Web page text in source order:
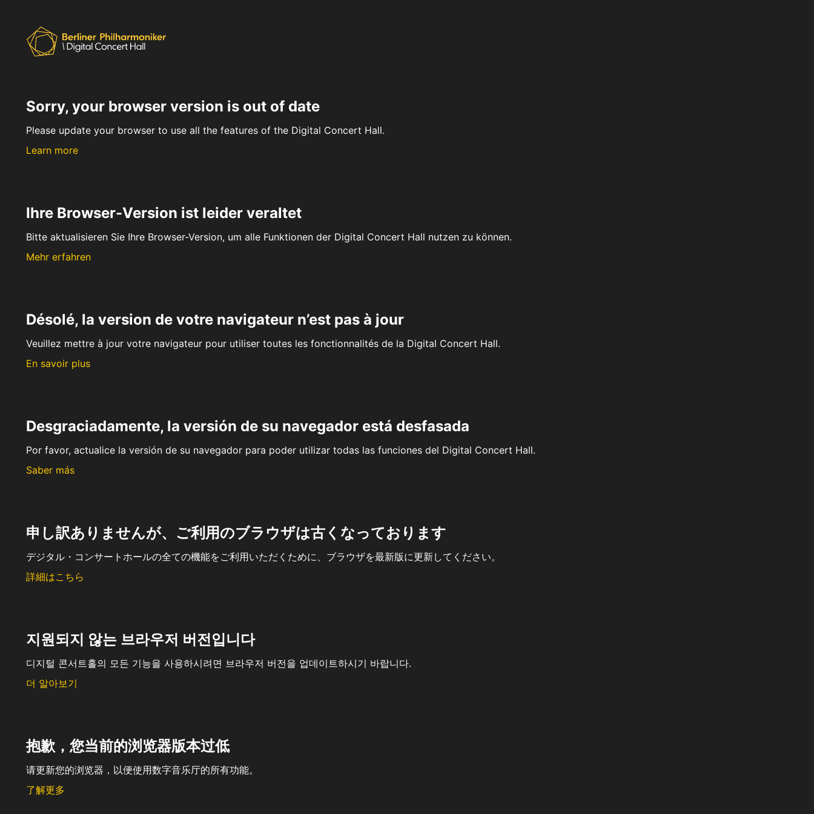
Sorry, your browser version is out of date
Please update your browser to use all the features of the Digital Concert Hall.
Learn more
Ihre Browser-Version ist leider veraltet
Bitte aktualisieren Sie Ihre Browser-Version, um alle Funktionen der Digital Concert Hall nutzen zu können.
Mehr erfahren
Désolé, la version de votre navigateur n’est pas à jour
Veuillez mettre à jour votre navigateur pour utiliser toutes les fonctionnalités de la Digital Concert Hall.
En savoir plus
Desgraciadamente, la versión de su navegador está desfasada
Por favor, actualice la versión de su navegador para poder utilizar todas las funciones del Digital Concert Hall.
Saber más
申し訳ありませんが、ご利用のブラウザは古くなっております
デジタル・コンサートホールの全ての機能をご利用いただくために、ブラウザを最新版に更新してください。
詳細はこちら
지원되지 않는 브라우저 버전입니다
디지털 콘서트홀의 모든 기능을 사용하시려면 브라우저 버전을 업데이트하시기 바랍니다.
더 알아보기
抱歉，您当前的浏览器版本过低
请更新您的浏览器，以便使用数字音乐厅的所有功能。
了解更多